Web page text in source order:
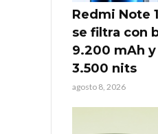
Redmi Note
se filtra con
9.200 mAh
3.500 nits
agosto 8, 2026